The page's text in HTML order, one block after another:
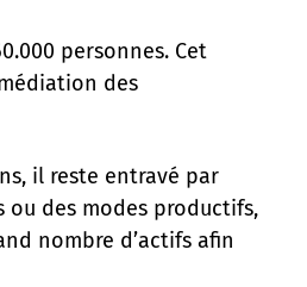
personnes. Cet
des
il reste entravé par
des modes productifs,
nombre d’actifs afin